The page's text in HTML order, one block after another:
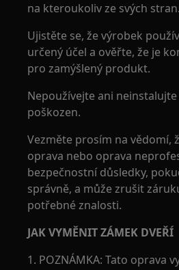
na kteroukoliv ze svých stran.
Ujistěte se, že výrobek
určený účel a ověřte, že je
pro zamýšlený produkt.
Nepoužívejte ani
poškozen.
Vezměte prosím na vědomí,
oprava nebo oprava
bezpečnostní důsledky,
správně, a může zrušit
potřebné znalosti.
JAK VYMĚNIT ZÁMEK DVEŘÍ
1. POZNÁMKA: Tato oprava